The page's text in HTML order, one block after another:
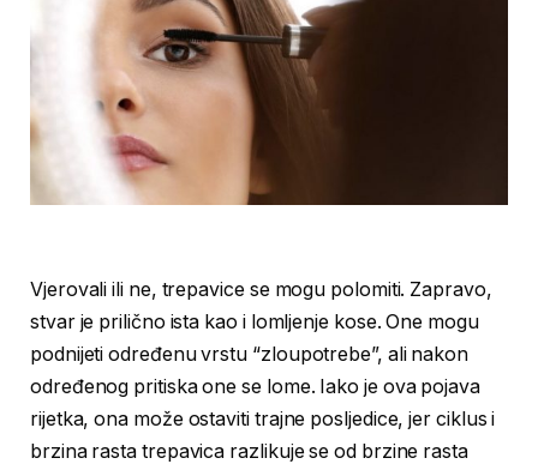
Vjerovali ili ne, trepavice se mogu polomiti. Zapravo,
stvar je prilično ista kao i lomljenje kose. One mogu
podnijeti određenu vrstu “zloupotrebe”, ali nakon
određenog pritiska one se lome. Iako je ova pojava
rijetka, ona može ostaviti trajne posljedice, jer ciklus i
brzina rasta trepavica razlikuje se od brzine rasta